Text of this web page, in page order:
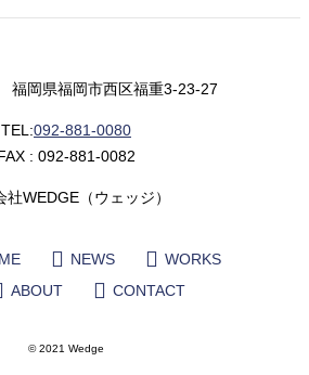
岡県福岡市西区福重3-23-27
TEL:092-881-0080
: 092-881-0082
社WEDGE（ウェッジ）
NEWS
WORKS
ABOUT
CONTACT
© 2021 Wedge